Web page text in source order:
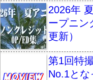
2026年
ープニン
更新）
第1回特
No.1とな